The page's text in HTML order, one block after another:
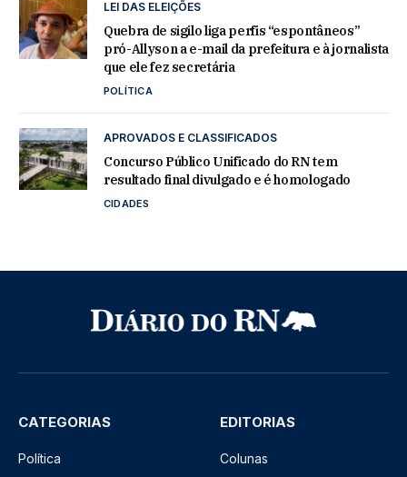
LEI DAS ELEIÇÕES
Quebra de sigilo liga perfis “espontâneos”
pró-Allyson a e-mail da prefeitura e à jornalista
que ele fez secretária
POLÍTICA
APROVADOS E CLASSIFICADOS
Concurso Público Unificado do RN tem
resultado final divulgado e é homologado
CIDADES
CATEGORIAS
Política
EDITORIAS
Colunas